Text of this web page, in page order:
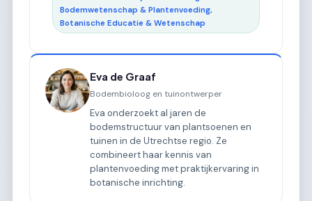
Bodemwetenschap & Plantenvoeding,
Botanische Educatie & Wetenschap
Eva de Graaf
Bodembioloog en tuinontwerper
Eva onderzoekt al jaren de
bodemstructuur van plantsoenen en
tuinen in de Utrechtse regio. Ze
combineert haar kennis van
plantenvoeding met praktijkervaring in
botanische inrichting.